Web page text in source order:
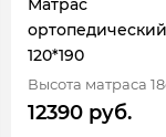
Матрас
120*190
Высота матраса
12390 руб.